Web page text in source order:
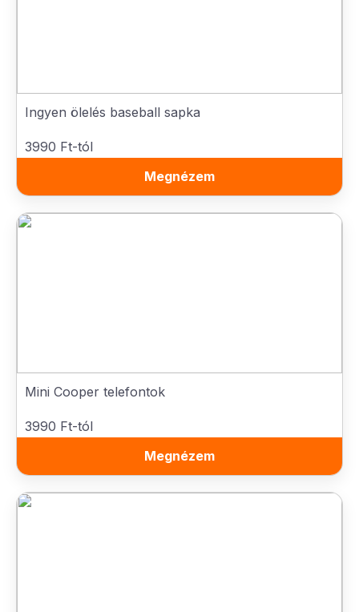
Ingyen ölelés baseball sapka
3990 Ft-tól
Megnézem
Mini Cooper telefontok
3990 Ft-tól
Megnézem